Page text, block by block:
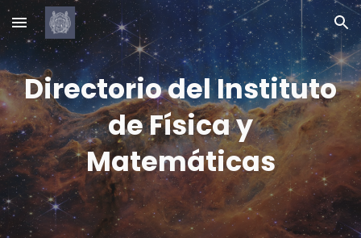
Skip to main content Skip to navigation
Directorio del Instituto
de Física y
Matemáticas